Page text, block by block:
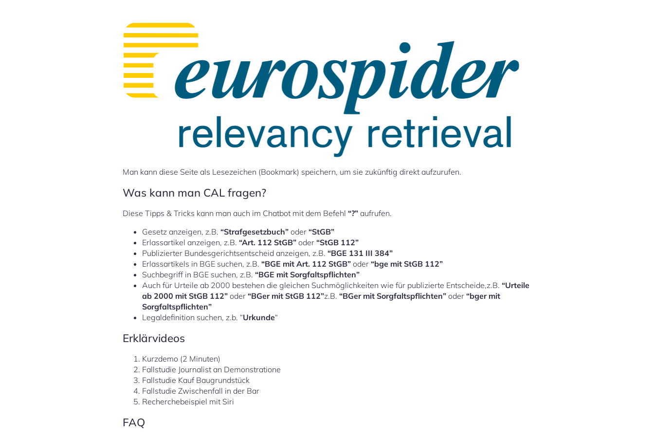
Man kann diese Seite als Lesezeichen (Bookmark) speichern, um sie zukünftig direkt aufzurufen.
Was kann man CAL fragen?
Diese Tipps & Tricks kann man auch im Chatbot mit dem Befehl “?” aufrufen.
Gesetz anzeigen, z.B. “Strafgesetzbuch” oder “StGB”
Erlassartikel anzeigen, z.B. “Art. 112 StGB” oder “StGB 112”
Publizierter Bundesgerichtsentscheid anzeigen, z.B. “BGE 131 III 384”
Erlassartikels in BGE suchen, z.B. “BGE mit Art. 112 StGB” oder “bge mit StGB 112”
Suchbegriff in BGE suchen, z.B. “BGE mit Sorgfaltspflichten”
Auch für Urteile ab 2000 bestehen die gleichen Suchmöglichkeiten wie für publizierte Entscheide,z.B. “Urteile
ab 2000 mit StGB 112” oder “BGer mit StGB 112”z.B. “BGer mit Sorgfaltspflichten” oder “bger mit
Sorgfaltspflichten”
Legaldefinition suchen, z.b. “Urkunde“
Erklärvideos
Kurzdemo (2 Minuten)
Fallstudie Journalist an Demonstratione
Fallstudie Kauf Baugrundstück
Fallstudie Zwischenfall in der Bar
Recherchebeispiel mit Siri
FAQ